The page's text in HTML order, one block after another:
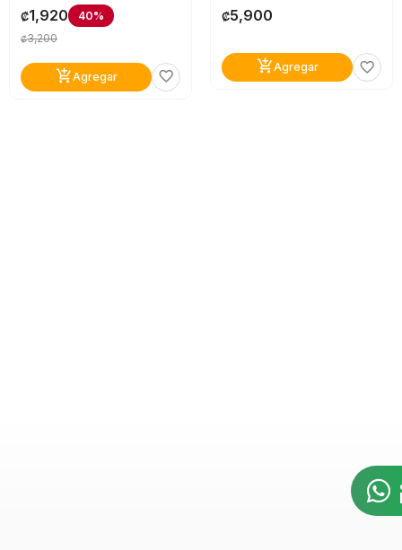
₡1,920 40%
₡3,200
add_shopping_cartAgregar favorite_border
₡5,900
add_shopping_cartAgregar favorite_border